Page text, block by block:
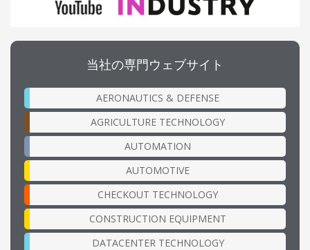
当社の専門ウェブサイト
AERONAUTICS & DEFENSE
AGRICULTURE TECHNOLOGY
AUTOMATION
AUTOMOTIVE
CHECKOUT TECHNOLOGY
CONSTRUCTION EQUIPMENT
DATACENTER TECHNOLOGY